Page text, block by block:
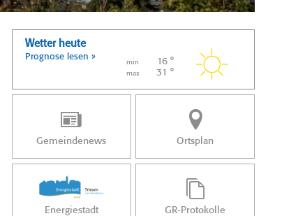
Wetter heute
Prognose lesen »
min 16 °
max 31 °
Gemeindenews Ortsplan
Energiestadt GR-Protokolle